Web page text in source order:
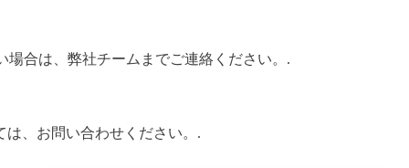
合は、弊社チームまでご連絡ください。.
、お問い合わせください。.